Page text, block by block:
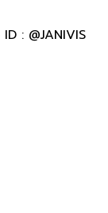
: @JANIVIS